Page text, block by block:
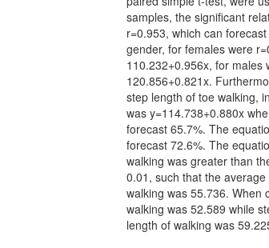
samples, the significant
r=0.953, which can
gender, for females were
110.232+0.956x, for males
120.856+0.821x.
step length of toe walking,
was y=114.738+0.880x
forecast 65.7%. The
forecast 72.6%. The
walking was greater than
0.01, such that the
walking was 55.736. When
walking was 52.589 while
length of walking was